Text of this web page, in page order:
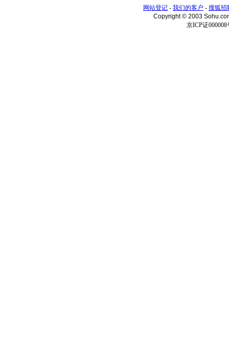
网站登记 - 我们的客户 - 搜狐招
Copyright © 2003
京ICP证